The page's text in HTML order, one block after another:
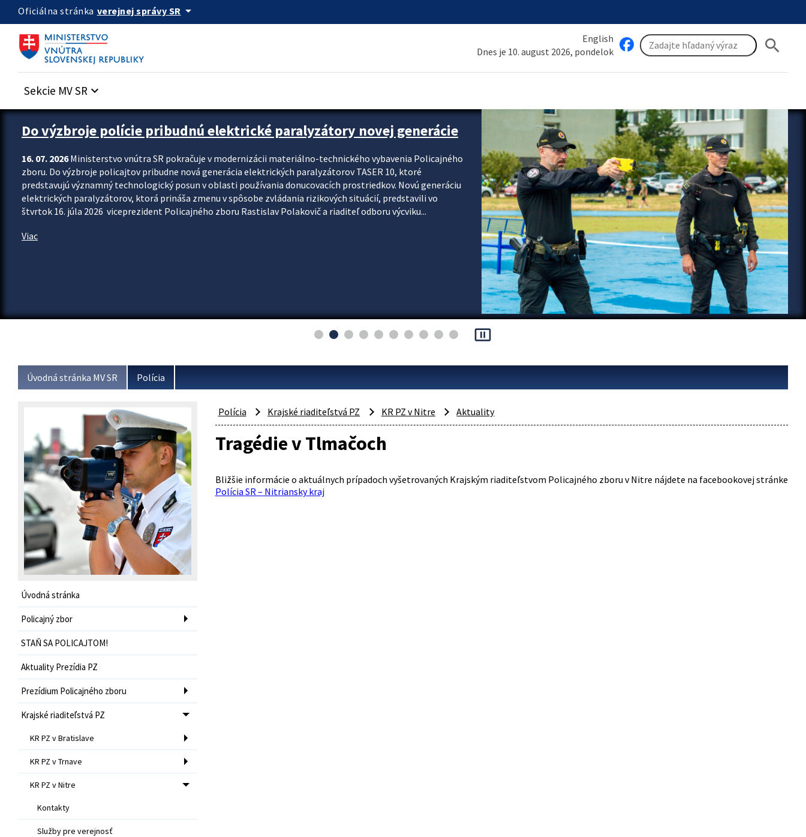
Preskocit na hlavný obsah
Oficiálna stránka verejnej správy SR arrow_drop_down
English
Dnes je 10. august 2026, pondelok
search
Sekcie MV SR keyboard_arrow_down
Zastavit automatický posun upútavok
Do výzbroje polície pribudnú elektrické paralyzátory novej generácie
16. 07. 2026Ministerstvo vnútra SR pokračuje v modernizácii materiálno-technického vybavenia Policajného
zboru. Do výzbroje policajtov pribudne nová generácia elektrických paralyzátorov TASER 10, ktoré
predstavujú významný technologický posun v oblasti používania donucovacích prostriedkov. Novú generáciu
elektrických paralyzátorov, ktorá prináša zmenu v spôsobe zvládania rizikových situácií, predstavili vo
štvrtok 16. júla 2026 viceprezident Policajného zboru Rastislav Polakovič a riaditeľ odboru výcviku...
Viac
pause_presentation
Úvodná stránka MV SR Polícia
Úvodná stránka
Policajný zbor
STAŇ SA POLICAJTOM!
Aktuality Prezídia PZ
Prezídium Policajného zboru
Krajské riaditeľstvá PZ
KR PZ v Bratislave
KR PZ v Trnave
KR PZ v Nitre
Kontakty
Služby pre verejnosť
Polícia Krajské riaditeľstvá PZ KR PZ v Nitre Aktuality
Tragédie v Tlmačoch
Bližšie informácie o aktuálnych prípadoch vyšetrovaných Krajským riaditeľstvom Policajného zboru v Nitre nájdete na facebookovej stránke
Polícia SR – Nitriansky kraj